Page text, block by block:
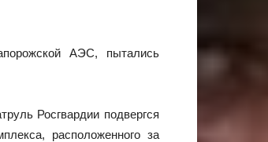
АЭС, пытались
Росгвардии подвергся
расположенного за